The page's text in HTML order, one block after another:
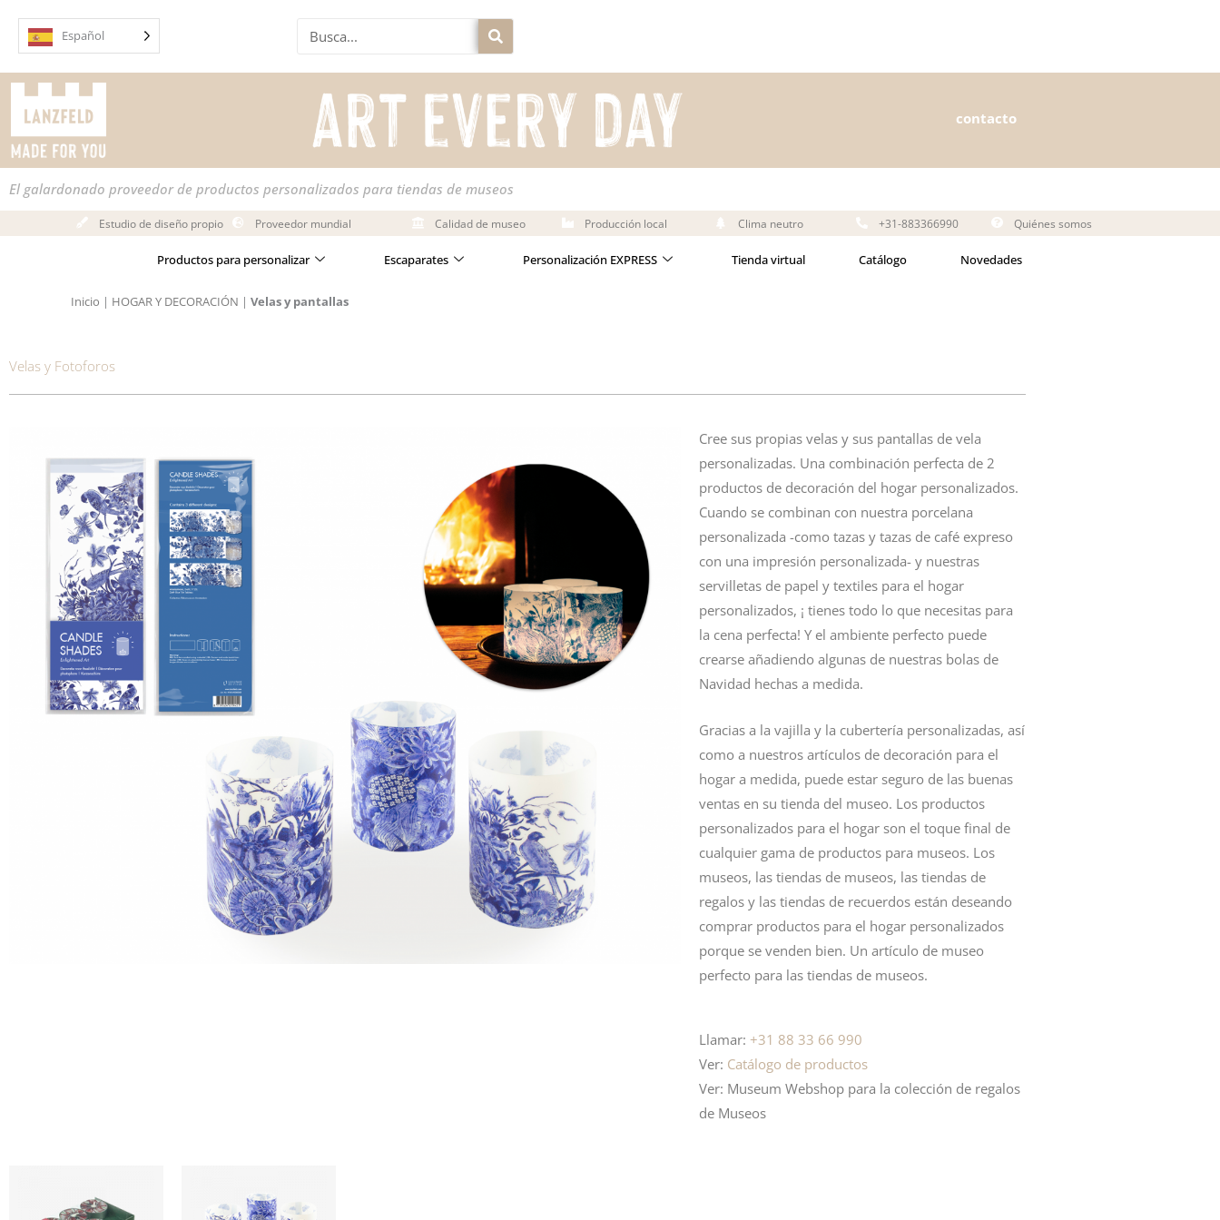
Español
Buscar
contacto
El galardonado proveedor de productos personalizados para tiendas de museos
Estudio de diseño propio Proveedor mundial Calidad de museo Producción local Clima neutro +31-883366990 Quiénes somos
Productos para personalizar Escaparates Personalización EXPRESS Tienda virtual Catálogo Novedades
Inicio | HOGAR Y DECORACIÓN | Velas y pantallas
Velas y Fotoforos
Cree sus propiasvelasy sus pantallas de vela
personalizadas. Una combinación perfecta de 2
productos de decoración del hogar personalizados.
Cuando se combinan con nuestra porcelana
personalizada -como tazasy tazas de café expreso
con una impresión personalizada- y nuestras
servilletas depapel y textiles para el hogar
personalizados, ¡ tienes todo lo que necesitas para
la cena perfecta! Y el ambiente perfecto puede
crearse añadiendo algunas de nuestras bolas de
Navidad hechas a medida.
Gracias a la vajilla y la cubertería personalizadas, así
como a nuestros artículos de decoración para el
hogar a medida, puede estar seguro de las buenas
ventas en su tienda del museo. Los productos
personalizados para el hogar son el toque final de
cualquier gama de productos para museos. Los
museos, las tiendas de museos, las tiendas de
regalos y las tiendas de recuerdos están deseando
comprar productos para el hogar personalizados
porque se venden bien. Un artículo de museo
perfecto para las tiendas de museos.
Llamar: +31 88 33 66 990
Ver: Catálogo de productos
Ver: Museum Webshop para la colección de regalos
de Museos